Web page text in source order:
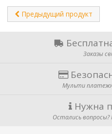
Предыдущий продукт
Заказы
Мульти
Нужна
Остались